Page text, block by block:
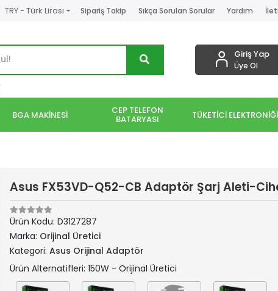
TRY - Türk Lirası Sipariş Takip Sıkça Sorulan Sorular Yardım
Giriş Yap
Üye Ol
BGA MAKİNESİ CEP TELEFON
BATARYASI TÜKETİCİ ELEKTRONİĞİ
Asus FX53VD-Q52-CB Adaptör Şarj Aleti-
Ürün Kodu: D3127287
Marka: Orijinal Üretici
Kategori: Asus Orijinal Adaptör
Ürün Alternatifleri: 150W - Orijinal Üretici